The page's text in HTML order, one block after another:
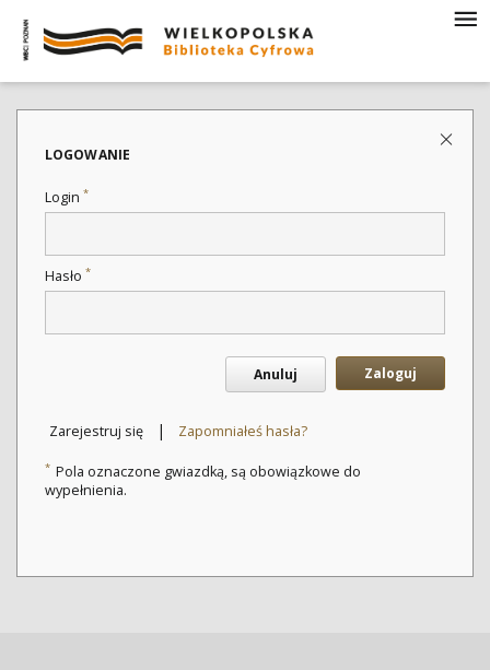
LOGOWANIE
Login *
Hasło *
Anuluj Zaloguj
Zarejestruj się | Zapomniałeś hasła?
* Pola oznaczone gwiazdką, są obowiązkowe do
wypełnienia.